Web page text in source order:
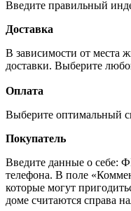
Введите правильный
Доставка
В зависимости от места
доставки. Выберите
Оплата
Выберите оптимальный
Покупатель
Введите данные о себе:
телефона. В поле
которые могут
доме считаются справа